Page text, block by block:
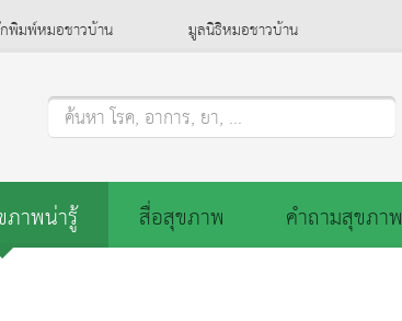
พิมพ์หมอชาวบ้าน มูลนิธิหมอชาวบ้าน
ค้นหา โรค, อาการ, ยา, ...
าพน่ารู้ สื่อสุขภาพ
คำถามสุขภาพ